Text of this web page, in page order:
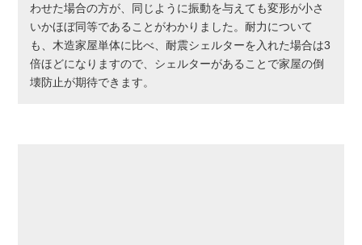
わせた場合の方が、同じように振動を与えても変形が小さ
いかほぼ同等であることがわかりました。耐力について
も、木造家屋単体に比べ、耐震シェルターを入れた場合は3
倍ほどになりますので、シェルターがあることで家屋の倒
壊防止が期待できます。